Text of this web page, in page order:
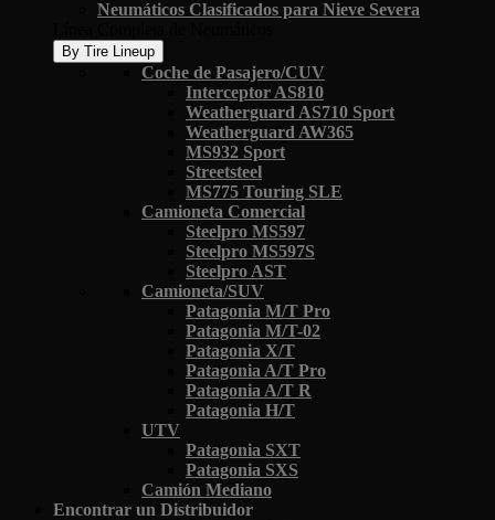
Neumáticos Clasificados para Nieve Severa
By Tire Lineup
Coche de Pasajero/CUV
Interceptor AS810
Weatherguard AS710 Sport
Weatherguard AW365
MS932 Sport
Streetsteel
MS775 Touring SLE
Camioneta Comercial
Steelpro MS597
Steelpro MS597S
Steelpro AST
Camioneta/SUV
Patagonia M/T Pro
Patagonia M/T-02
Patagonia X/T
Patagonia A/T Pro
Patagonia A/T R
Patagonia H/T
UTV
Patagonia SXT
Patagonia SXS
Camión Mediano
Encontrar un Distribuidor